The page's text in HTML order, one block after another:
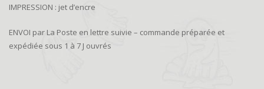
IMPRESSION : jet d’encre
ENVOI par La Poste en lettre suivie – commande préparée et
expédiée sous 1 à 7 J ouvrés